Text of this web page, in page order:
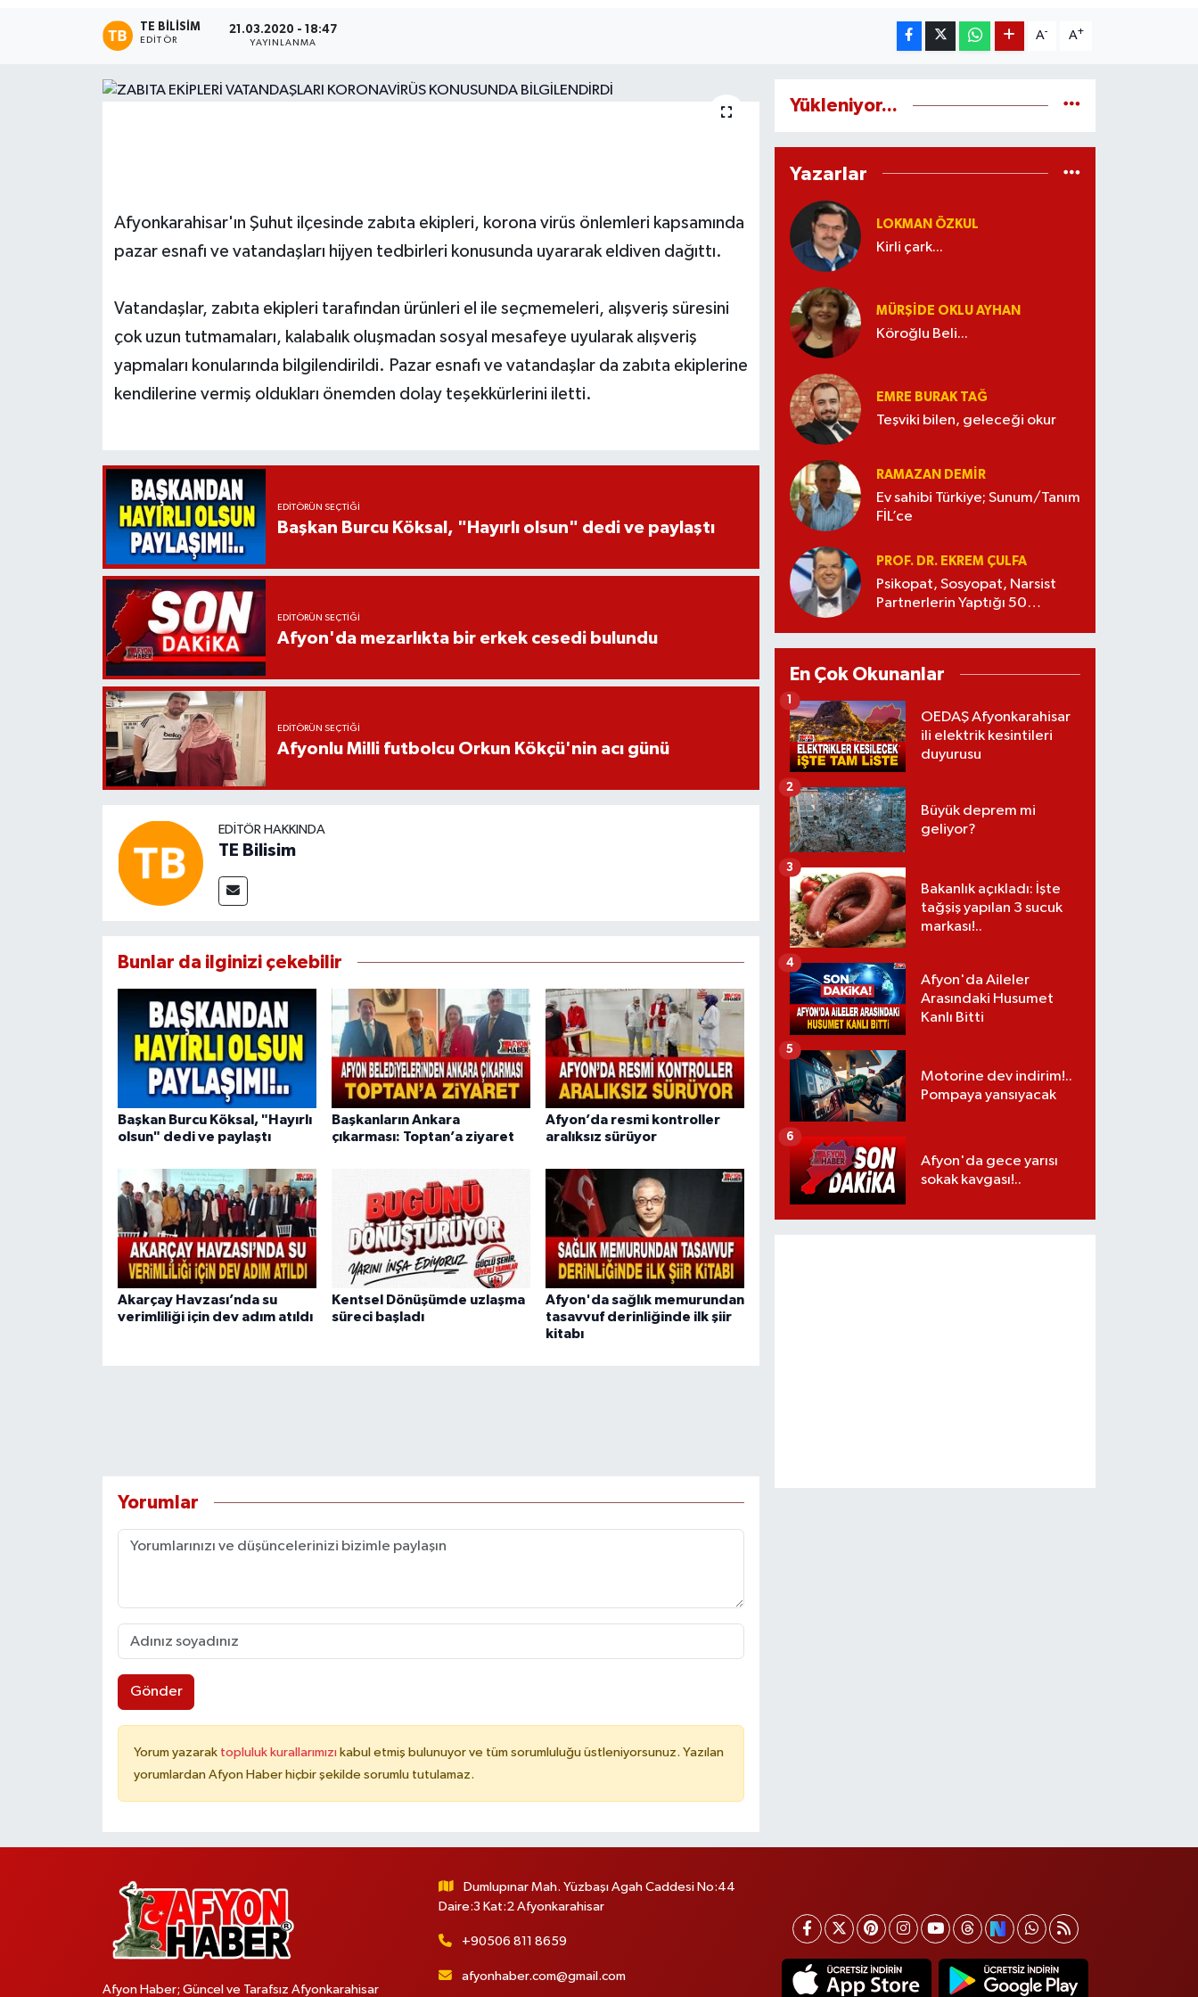
TE BILISIM
EDITÖR
21.03.2020 - 18:47
YAYINLANMA
A- A+
Afyonkarahisar'ın Şuhut ilçesinde zabıta ekipleri, korona virüs önlemleri kapsamında
pazar esnafı ve vatandaşları hijyen tedbirleri konusunda uyararak eldiven dağıttı.
Vatandaşlar, zabıta ekipleri tarafından ürünleri el ile seçmemeleri, alışveriş süresini
çok uzun tutmamaları, kalabalık oluşmadan sosyal mesafeye uyularak alışveriş
yapmaları konularında bilgilendirildi. Pazar esnafı ve vatandaşlar da zabıta ekiplerine
kendilerine vermiş oldukları önemden dolay teşekkürlerini iletti.
EDITÖRÜN SEÇTIĞI
Başkan Burcu Köksal, "Hayırlı olsun" dedi ve paylaştı
EDITÖRÜN SEÇTIĞI
Afyon'da mezarlıkta bir erkek cesedi bulundu
EDITÖRÜN SEÇTIĞI
Afyonlu Milli futbolcu Orkun Kökçü'nin acı günü
EDITÖR HAKKINDA
TE Bilisim
Bunlar da ilginizi çekebilir
Başkan Burcu Köksal, "Hayırlı
olsun" dedi ve paylaştı
Başkanların Ankara
çıkarması: Toptan’a ziyaret
Afyon’da resmi kontroller
aralıksız sürüyor
Akarçay Havzası’nda su
verimliliği için dev adım atıldı
Kentsel Dönüşümde uzlaşma
süreci başladı
Afyon'da sağlık memurundan
tasavvuf derinliğinde ilk şiir
kitabı
Yorumlar
Gönder
Yorum yazarak topluluk kurallarımızı kabul etmiş bulunuyor ve tüm sorumluluğu üstleniyorsunuz. Yazılan
yorumlardan Afyon Haber hiçbir şekilde sorumlu tutulamaz.
Yükleniyor...
Yazarlar
LOKMAN ÖZKUL
Kirli çark...
MÜRŞIDE OKLU AYHAN
Köroğlu Beli...
EMRE BURAK TAĞ
Teşviki bilen, geleceği okur
RAMAZAN DEMİR
Ev sahibi Türkiye; Sunum/Tanım
FİL’ce
PROF. DR. EKREM ÇULFA
Psikopat, Sosyopat, Narsist
Partnerlerin Yaptığı 50
En Çok Okunanlar
OEDAŞ Afyonkarahisar
ili elektrik kesintileri
duyurusu
1
Büyük deprem mi
geliyor?
2
Bakanlık açıkladı: İşte
tağşiş yapılan 3 sucuk
markası!..
3
Afyon'da Aileler
Arasındaki Husumet
Kanlı Bitti
4
Motorine dev indirim!..
Pompaya yansıyacak
5
Afyon'da gece yarısı
sokak kavgası!..
6
Afyon Haber; Güncel ve Tarafsız Afyonkarahisar
Dumlupınar Mah. Yüzbaşı Agah Caddesi No:44
Daire:3 Kat:2 Afyonkarahisar
+90506 811 8659
afyonhaber.com@gmail.com
Magazin
Etkinlikler